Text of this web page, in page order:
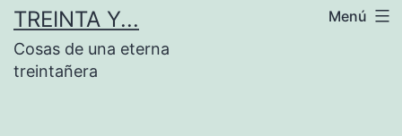
TREINTA Y...
Cosas de una eterna
treintañera
Menú